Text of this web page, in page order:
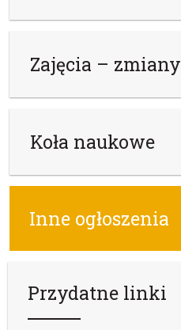
Zajęcia – zmiany
Koła naukowe
Inne ogłoszenia
Przydatne linki